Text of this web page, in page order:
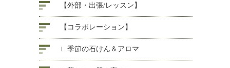
【外部・出張/レッスン】
【コラボレーション】
∟季節の石けん＆アロマ